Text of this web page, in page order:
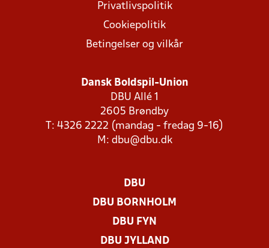
Privatlivspolitik
Cookiepolitik
Betingelser og vilkår
Dansk Boldspil-Union
DBU Allé 1
2605 Brøndby
T: 4326 2222 (mandag - fredag 9-16)
M: dbu@dbu.dk
DBU
DBU BORNHOLM
DBU FYN
DBU JYLLAND